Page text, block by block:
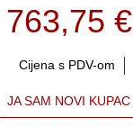
763,75 €
Cijena s PDV-om
JA SAM NOVI KUPAC